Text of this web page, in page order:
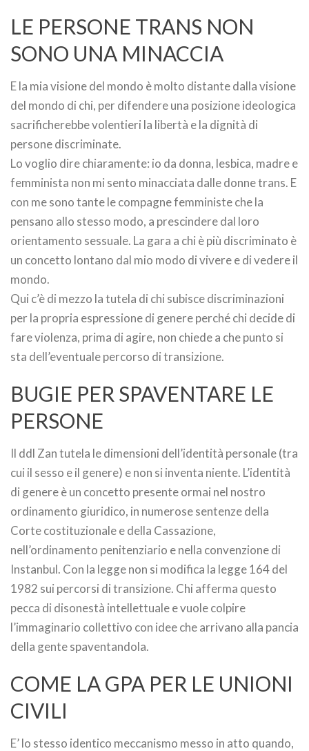
LE PERSONE TRANS NON
SONO UNA MINACCIA
E la mia visione del mondo è molto distante dalla visione
del mondo di chi, per difendere una posizione ideologica
sacrificherebbe volentieri la libertà e la dignità di
persone discriminate.
Lo voglio dire chiaramente: io da donna, lesbica, madre e
femminista non mi sento minacciata dalle donne trans. E
con me sono tante le compagne femministe che la
pensano allo stesso modo, a prescindere dal loro
orientamento sessuale. La gara a chi è più discriminato è
un concetto lontano dal mio modo di vivere e di vedere il
mondo.
Qui c’è di mezzo la tutela di chi subisce discriminazioni
per la propria espressione di genere perché chi decide di
fare violenza, prima di agire, non chiede a che punto si
sta dell’eventuale percorso di transizione.
BUGIE PER SPAVENTARE LE
PERSONE
Il ddl Zan tutela le dimensioni dell’identità personale (tra
cui il sesso e il genere) e non si inventa niente. L’identità
di genere è un concetto presente ormai nel nostro
ordinamento giuridico, in numerose sentenze della
Corte costituzionale e della Cassazione,
nell’ordinamento penitenziario e nella convenzione di
Instanbul. Con la legge non si modifica la legge 164 del
1982 sui percorsi di transizione. Chi afferma questo
pecca di disonestà intellettuale e vuole colpire
l’immaginario collettivo con idee che arrivano alla pancia
della gente spaventandola.
COME LA GPA PER LE UNIONI
CIVILI
E’ lo stesso identico meccanismo messo in atto quando,